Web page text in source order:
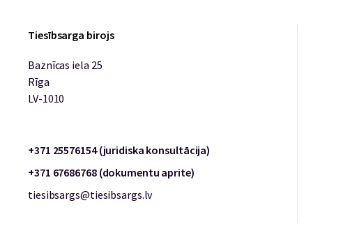
Tiesībsarga birojs
Baznīcas iela 25
Rīga
LV-1010
+371 25576154 (juridiska konsultācija)
+371 67686768 (dokumentu aprite)
tiesibsargs@tiesibsargs.lv